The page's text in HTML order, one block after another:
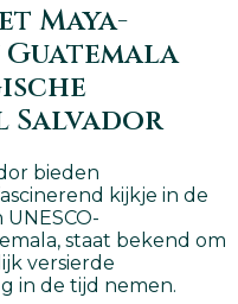
Maya-
Salvador
bieden
kijkje in de
staat bekend om
versierde
in de tijd nemen.